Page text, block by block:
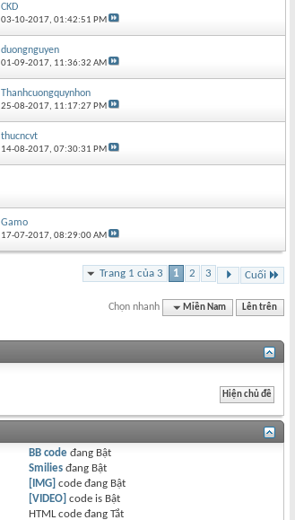
CKD
03-10-2017,01:42:51 PM
duongnguyen
01-09-2017, 11:36:32 AM
Thanhcuongquynhon
25-08-2017, 11:17:27 PM
thucncvt
14-08-2017,07:30:31 PM
Gamo
17-07-2017,08:29:00 AM
Trang 1 của 3 1 2 3 Cuối
Chọn nhanh Miền Nam Lên trên
BB code đang Bật
Smilies đang Bật
[IMG] code đang Bật
[VIDEO] code is Bật
HTML code đangTắt